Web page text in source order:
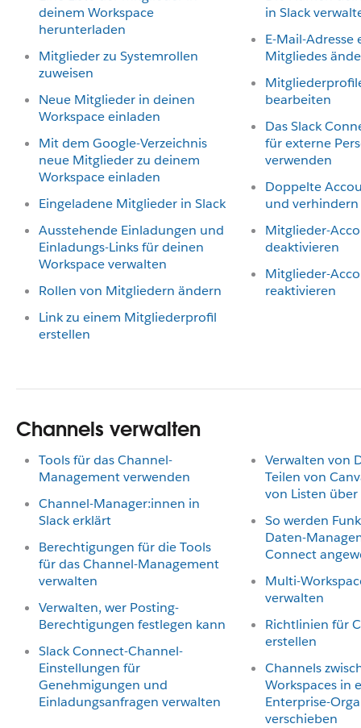
deinem Workspace
herunterladen
Mitglieder zu Systemrollen
zuweisen
Neue Mitglieder in deinen
Workspace einladen
Mit dem Google-Verzeichnis
neue Mitglieder zu deinem
Workspace einladen
Eingeladene Mitglieder in Slack
Ausstehende Einladungen und
Einladungs-Links für deinen
Workspace verwalten
Rollen von Mitgliedern ändern
Link zu einem Mitgliederprofil
erstellen
in Slack
E-Mail-Adresse
Mitgliedes
bearbeiten
Das Slack
für externe
verwenden
Doppelte
und verhindern
Mitglieder-
deaktivieren
Mitglieder-
reaktivieren
Channels verwalten
Tools für das Channel-
Management verwenden
Channel-Manager:innen in
Slack erklärt
Berechtigungen für die Tools
für das Channel-Management
verwalten
Verwalten, wer Posting-
Berechtigungen festlegen kann
Slack Connect-Channel-
Einstellungen für
Genehmigungen und
Einladungsanfragen verwalten
Verwalten von
Teilen von
von Listen
So werden
Daten-
Connect
Multi-
verwalten
Richtlinien für
erstellen
Channels
Workspaces in
Enterprise-
verschieben